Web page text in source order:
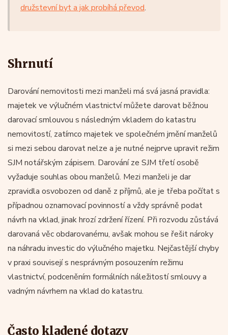
družstevní byt a jak probíhá převod.
Shrnutí
Darování nemovitosti mezi manželi má svá jasná pravidla:
majetek ve výlučném vlastnictví můžete darovat běžnou
darovací smlouvou s následným vkladem do katastru
nemovitostí, zatímco majetek ve společném jmění manželů
si mezi sebou darovat nelze a je nutné nejprve upravit režim
SJM notářským zápisem. Darování ze SJM třetí osobě
vyžaduje souhlas obou manželů. Mezi manželi je dar
zpravidla osvobozen od daně z příjmů, ale je třeba počítat s
případnou oznamovací povinností a vždy správně podat
návrh na vklad, jinak hrozí zdržení řízení. Při rozvodu zůstává
darovaná věc obdarovanému, avšak mohou se řešit nároky
na náhradu investic do výlučného majetku. Nejčastější chyby
v praxi souvisejí s nesprávným posouzením režimu
vlastnictví, podceněním formálních náležitostí smlouvy a
vadným návrhem na vklad do katastru.
Často kladené dotazy